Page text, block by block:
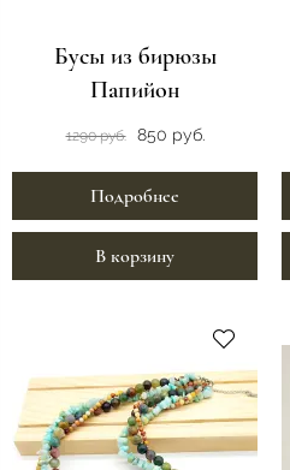
Бусы из бирюзы
Папийон
1290 руб. 850 руб.
Подробнее
В корзину